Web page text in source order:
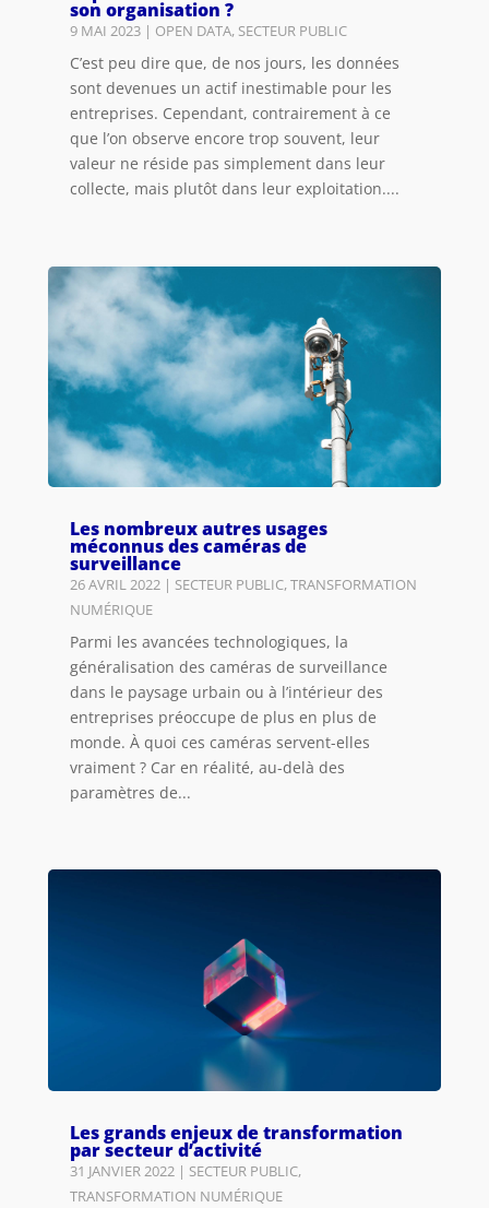
son organisation ?
9 MAI 2023| OPEN DATA, SECTEUR PUBLIC
C’est peu dire que, de nos jours, les données
sont devenues un actif inestimable pour les
entreprises. Cependant, contrairement à ce
que l’on observe encore trop souvent, leur
valeur ne réside pas simplement dans leur
collecte, mais plutôt dans leur exploitation....
Les nombreux autres usages
méconnus des caméras de
surveillance
26 AVRIL 2022| SECTEUR PUBLIC,TRANSFORMATION
NUMÉRIQUE
Parmi les avancées technologiques, la
généralisation des caméras de surveillance
dans le paysage urbain ou à l’intérieur des
entreprises préoccupe de plus en plus de
monde. À quoi ces caméras servent-elles
vraiment ? Car en réalité, au-delà des
paramètres de...
Les grands enjeux de transformation
par secteur d’activité
31 JANVIER 2022| SECTEUR PUBLIC,
TRANSFORMATION NUMÉRIQUE